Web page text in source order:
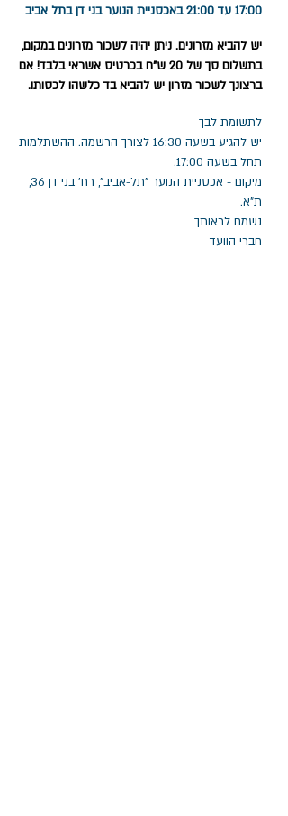
17:00 עד 21:00 באכסניית הנוער בני דן בתל אביב
יש להביא מזרונים. ניתן יהיה לשכור מזרונים במקום,
בתשלום סך של 20 ש"ח בכרטיס אשראי בלבד! אם
ברצונך לשכור מזרון יש להביא בד כלשהו לכסותו.
לתשומת לבך
יש להגיע בשעה 16:30 לצורך הרשמה. ההשתלמות
תחל בשעה 17:00.
מיקום - אכסניית הנוער "תל-אביב", רח' בני דן 36,
ת"א.
נשמח לראותך
חברי הוועד